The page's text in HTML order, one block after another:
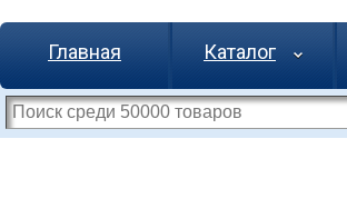
Главная Каталог